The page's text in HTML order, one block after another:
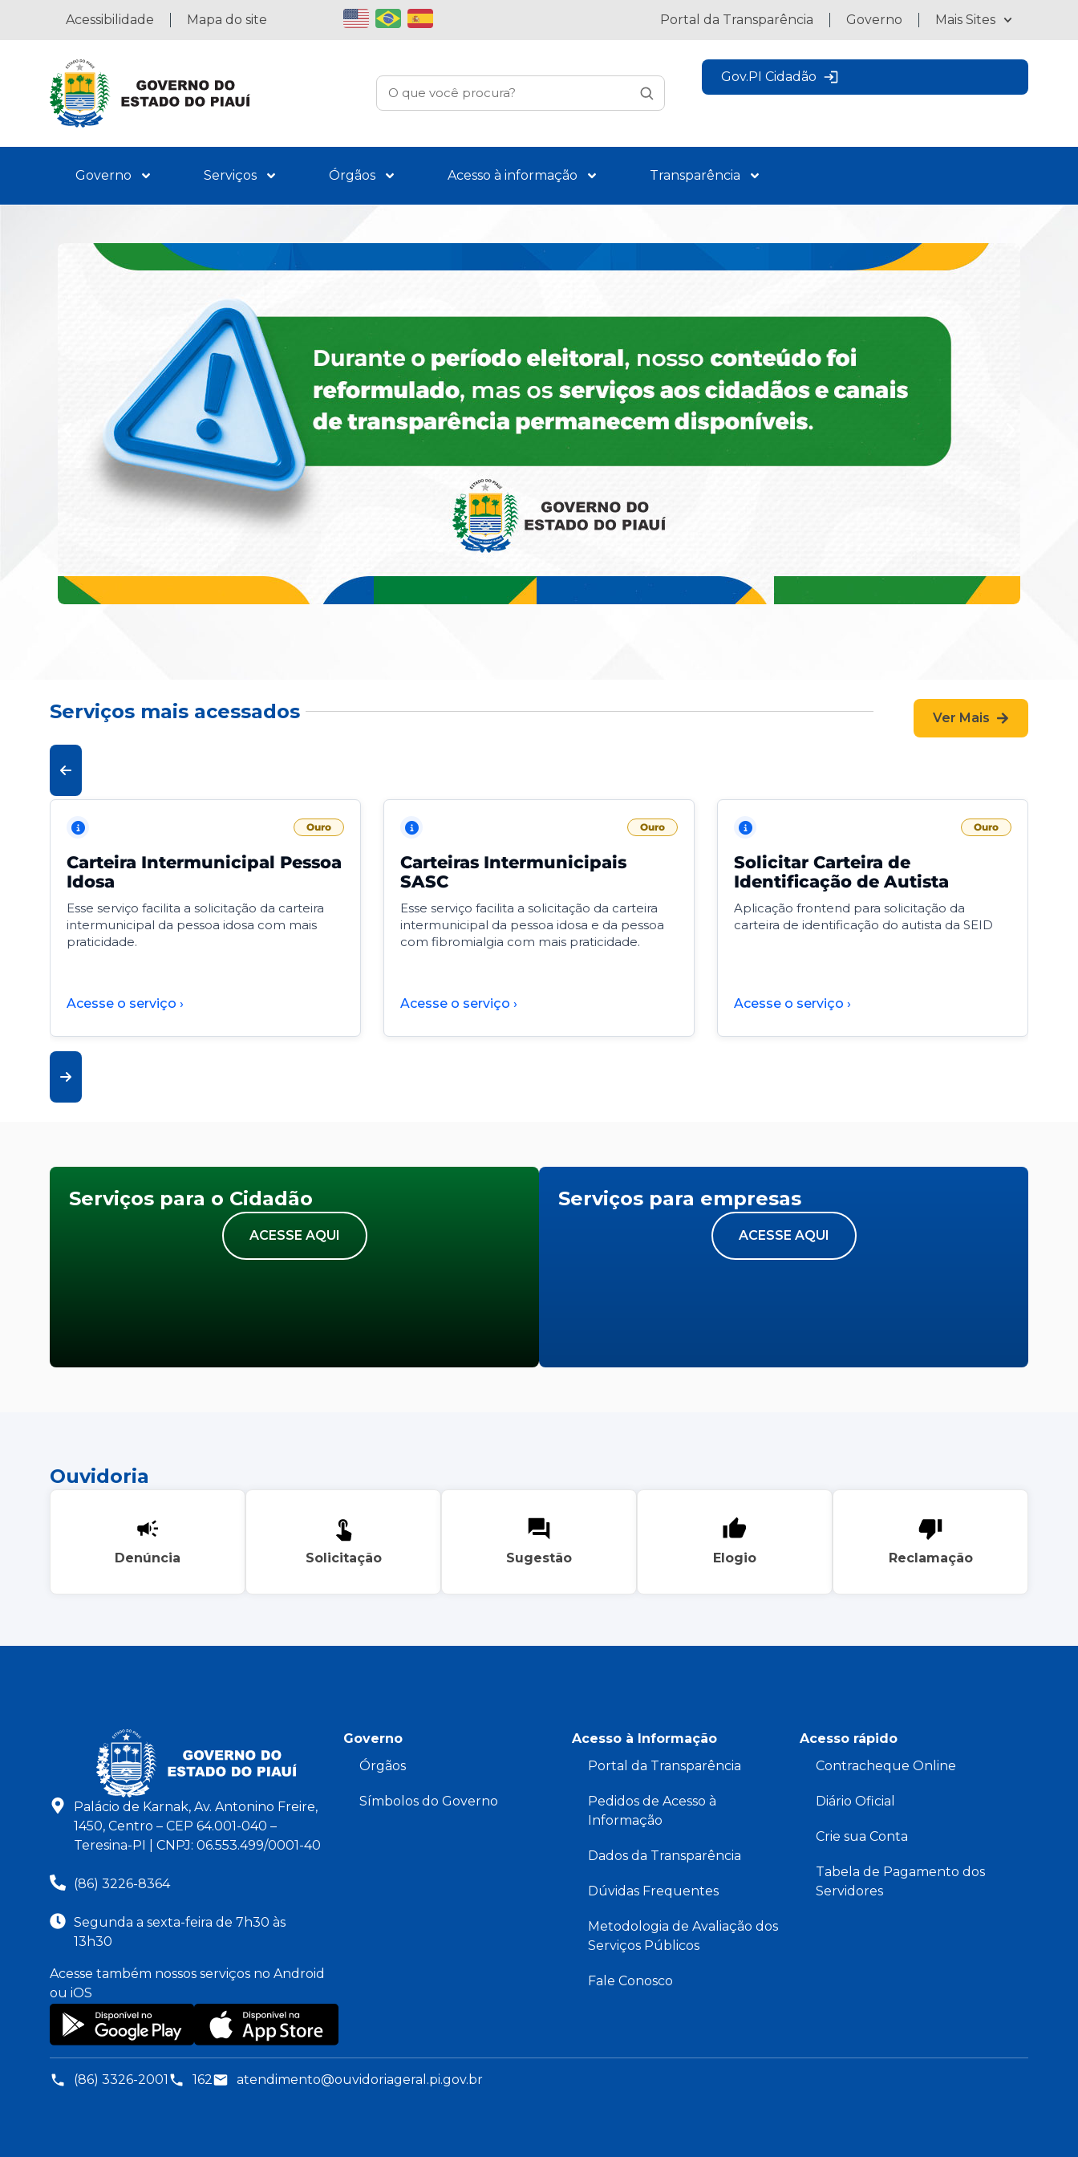
Acessibilidade Mapa do site Portal da Transparência Governo Mais Sites
Gov.PI Cidadão
Governo Serviços Órgãos Acesso à informação Transparência
Serviços mais acessados Ver Mais
Ouro
Carteira Intermunicipal Pessoa
Idosa
Esse serviço facilita a solicitação da carteira
intermunicipal da pessoa idosa com mais
praticidade.
Acesse o serviço ›
Ouro
Carteiras Intermunicipais
SASC
Esse serviço facilita a solicitação da carteira
intermunicipal da pessoa idosa e da pessoa
com fibromialgia com mais praticidade.
Acesse o serviço ›
Ouro
Solicitar Carteira de
Identificação de Autista
Aplicação frontend para solicitação da
carteira de identificação do autista da SEID
Acesse o serviço ›
Serviços para o Cidadão
ACESSE AQUI
Serviços para empresas
ACESSE AQUI
Ouvidoria
Denúncia Solicitação Sugestão Elogio Reclamação
Palácio de Karnak, Av. Antonino Freire,
1450, Centro – CEP 64.001-040 –
Teresina-PI | CNPJ: 06.553.499/0001-40
(86) 3226-8364
Segunda a sexta-feira de 7h30 às
13h30
Acesse também nossos serviços no Android
ou iOS
Governo
Órgãos
Símbolos do Governo
Acesso à Informação
Portal da Transparência
Pedidos de Acesso à
Informação
Dados da Transparência
Dúvidas Frequentes
Metodologia de Avaliação dos
Serviços Públicos
Fale Conosco
Acesso rápido
Contracheque Online
Diário Oficial
Crie sua Conta
Tabela de Pagamento dos
Servidores
(86) 3326-2001 162 atendimento@ouvidoriageral.pi.gov.br